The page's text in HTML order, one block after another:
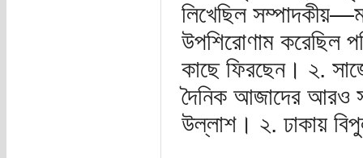
লিখেছিল
উপশিরোণাম করেছিল
কাছে ফিরছেন। ২.
দৈনিক আজাদের আরও
উল্লাশ। ২. ঢাকায়